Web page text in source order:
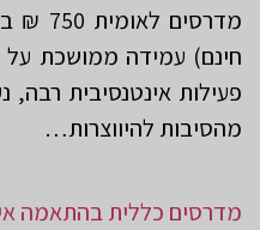
חינם) עמידה ממושכת על
פעילות אינטנסיבית רבה,
מהסיבות להיווצרות…
מדרסים כללית בהתאמה